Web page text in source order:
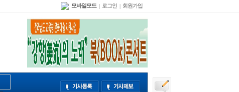
모바일모드 로그인 회원가입